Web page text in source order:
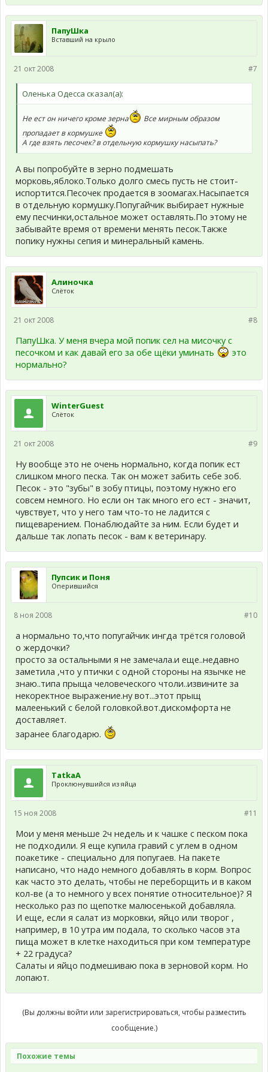
ПапуШка
Вставший на крыло
#7
21 окт 2008
Оленька Одесса сказал(а):
Не ест он ничего кроме зерна
Все мирным образом
пропадает в кормушке
А где взять песочек? в отдельную кормушку насыпать?
А вы попробуйте в зерно подмешать
морковь,яблоко.Только долго смесь пусть не стоит-
испортится.Песочек продается в зоомагах.Насыпается
в отдельную кормушку.Попугайчик выбирает нужные
ему песчинки,остальное может оставлять.По этому не
забывайте время от времени менять песок.Также
попику нужны сепия и минеральный камень.
Алиночка
Слёток
#8
21 окт 2008
ПапуШка. У меня вчера мой попик сел на мисочку с
песочком и как давай его за обе щёки уминать
это
нормально?
WinterGuest
Слёток
#9
21 окт 2008
Ну вообще это не очень нормально, когда попик ест
слишком много песка. Так он может забить себе зоб.
Песок - это "зубы" в зобу птицы, поэтому нужно его
совсем немного. Но если он так много его ест - значит,
чувствует, что у него там что-то не ладится с
пищеварением. Понаблюдайте за ним. Если будет и
дальше так лопать песок - вам к ветеринару.
Пупсик и Поня
Оперившийся
#10
8 ноя 2008
а нормально то,что попугайчик ингда трётся головой
о жердочки?
просто за остальными я не замечала.и еще..недавно
заметила ,что у птички с одной стороны на язычке не
знаю..типа прыща человеческого чтоли..извините за
некоректное выражение.ну вот...этот прыщ
малеенький с белой головкой.вот.дискомфорта не
доставляет.
заранее благодарю.
TatkaA
Проклюнувшийся из яйца
#11
15 ноя 2008
Мои у меня меньше 2ч недель и к чашке с песком пока
не подходили. Я еще купила гравий с углем в одном
поакетике - специально для попугаев. На пакете
написано, что надо немного добавлять в корм. Вопрос
как часто это делать, чтобы не переборщить и в каком
кол-ве (а то немного у всех понятие относительное)? Я
несколько раз по щепотке малюсенькой добавляла.
И еще, если я салат из морковки, яйцо или творог ,
например, в 10 утра им подала, то сколько часов эта
пища может в клетке находиться при ком температуре
+ 22 градуса?
Салаты и яйцо подмешиваю пока в зерновой корм. Но
лопают.
(Вы должны войти или зарегистрироваться, чтобы разместить
сообщение.)
Похожие темы